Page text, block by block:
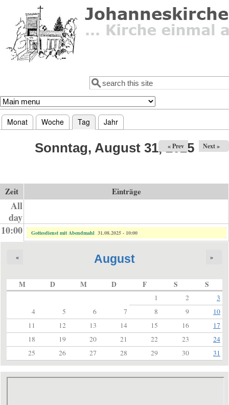
Direkt zum Inhalt
Suchformular
Suche
Haupt-Reiter
Monat Woche Tag (aktiver Reiter)
Jahr
Sonntag, August 31, 2025
« Prev Next »
Zeit Einträge
All
day
10:00
Gottesdienst mit Abendmahl 31.08.2025 - 10:00
August
« »
M D M D F S S
1 2
3
4
5 6 7 8 9
10
11
12 13 14 15 16
17
18
19 20 21 22 23
24
25
26 27 28 29 30 31